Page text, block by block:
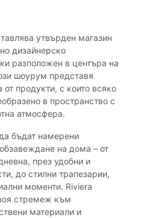
утвърден магазин
дизайнерско
разположен в центъра на
шоурум представя
продукти, с които всяко
в пространство с
атмосфера.
бъдат намерени
на дома – от
през удобни и
до стилни трапезарии,
моменти. Riviera
стремеж към
материали и